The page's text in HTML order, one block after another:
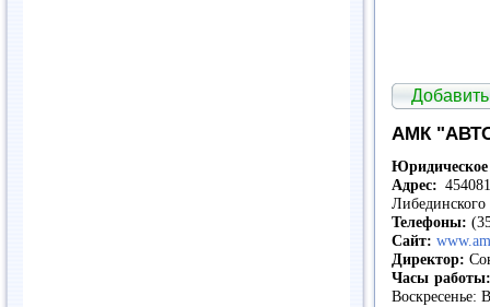
АМК
Юридическое
Адрес:
Телефоны:
Сайт:
Директор:
Часы
Воскресенье: